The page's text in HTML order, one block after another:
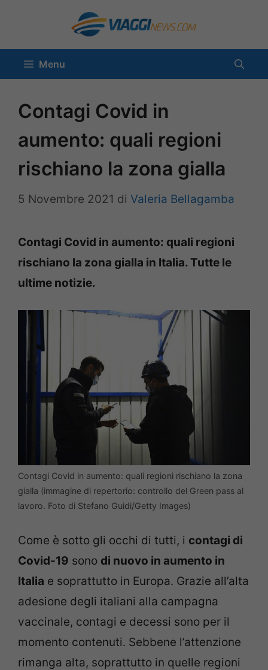
contenuto
Menu
Contagi Covid in
aumento: quali regioni
rischiano la zona gialla
5 Novembre 2021 di Valeria Bellagamba
Contagi Covid in aumento: quali regioni
rischiano la zona gialla in Italia. Tutte le
ultime notizie.
Contagi Covid in aumento: quali regioni rischiano la zona
gialla (immagine di repertorio: controllo del Green pass al
lavoro. Foto di Stefano Guidi/Getty Images)
Come è sotto gli occhi di tutti, i contagi di
Covid-19 sono di nuovo in aumento in
Italia e soprattutto in Europa. Grazie all’alta
adesione degli italiani alla campagna
vaccinale, contagi e decessi sono per il
momento contenuti. Sebbene l’attenzione
rimanga alta, soprattutto in quelle regioni